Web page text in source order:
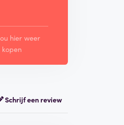
hier weer
kopen
Schrijf een review